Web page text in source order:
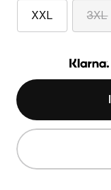
XXL 3XL